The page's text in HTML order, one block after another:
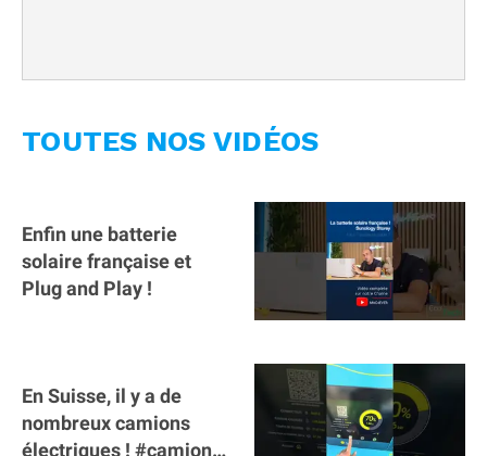
TOUTES NOS VIDÉOS
Enfin une batterie
solaire française et
Plug and Play !
En Suisse, il y a de
nombreux camions
électriques ! #camion